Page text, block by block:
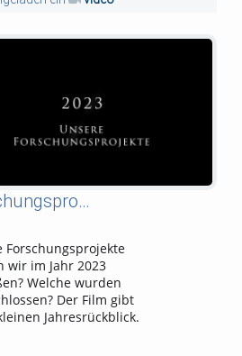
Forschungsprojekte
wir im Jahr 2023
Welche wurden
Der Film gibt
Jahresrückblick.